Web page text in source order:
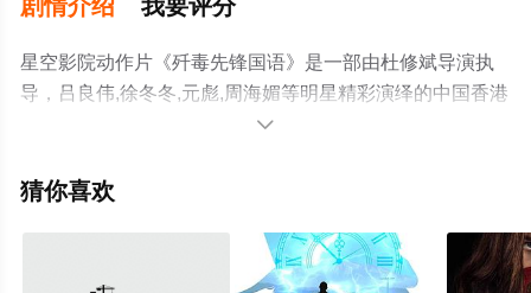
剧情介绍 我要评分
星空影院动作片《歼毒先锋国语》是一部由杜修斌导演执
导，吕良伟,徐冬冬,元彪,周海媚等明星精彩演绎的中国香港
电影，手机免费观看高清未删减完整版电影大全就上星空
网等平台了解。

猜你喜欢